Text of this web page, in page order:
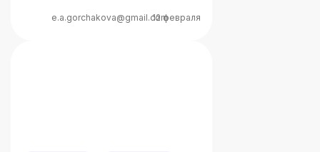
e.a.gorchakova@gmail.com12 февраля